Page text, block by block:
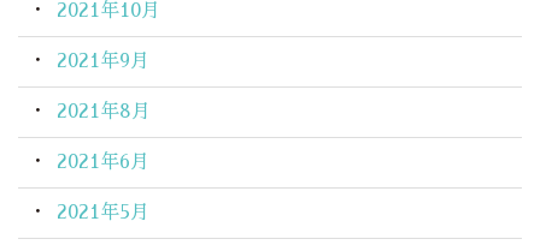
2021年10月
2021年9月
2021年8月
2021年6月
2021年5月